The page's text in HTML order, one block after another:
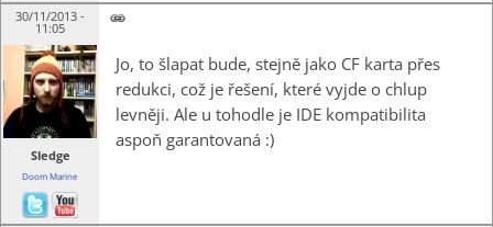
30/11/2013 -
11:05
Sledge
Doom Marine
Jo, to šlapat bude, stejně jako CF karta přes
redukci, což je řešení, které vyjde o chlup
levněji. Ale u tohodle je IDE kompatibilita
aspoň garantovaná :)